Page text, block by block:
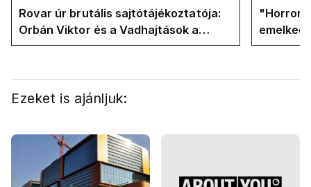
Rovar úr brutális sajtótájékoztatója:
Orbán Viktor és a Vadhajtások a
felelős a kialakult helyzetért
"Horror
oldalán
Ezeket is ajánljuk: